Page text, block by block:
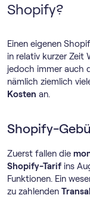
Shopify?
Einen eigenen
in relativ kurzer Zeit
jedoch immer auch
nämlich ziemlich
Kosten an.
Shopify-
Zuerst fallen die
Shopify-Tarif ins
Funktionen. Ein
zu zahlenden